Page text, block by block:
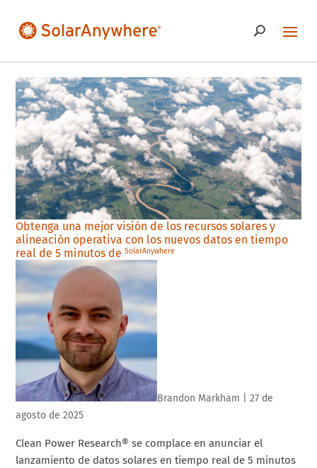
Obtenga una mejor visión de los recursos solares y
alineación operativa con los nuevos datos en tiempo
real de 5 minutos deSolarAnywhere
Brandon Markham |27 de
agosto de 2025
Clean Power Research® se complace en anunciar el
lanzamiento de datos solares en tiempo real de 5 minutos